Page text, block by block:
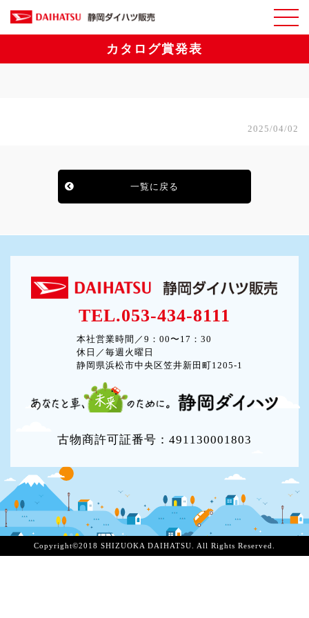
カタログ賞発表
2025/04/02
一覧に戻る
TEL.053-434-8111
本社営業時間／9：00〜17：30
休日／毎週火曜日
静岡県浜松市中央区笠井新田町1205-1
古物商許可証番号：491130001803
Copyright©2018 SHIZUOKA DAIHATSU. All Rights Reserved.